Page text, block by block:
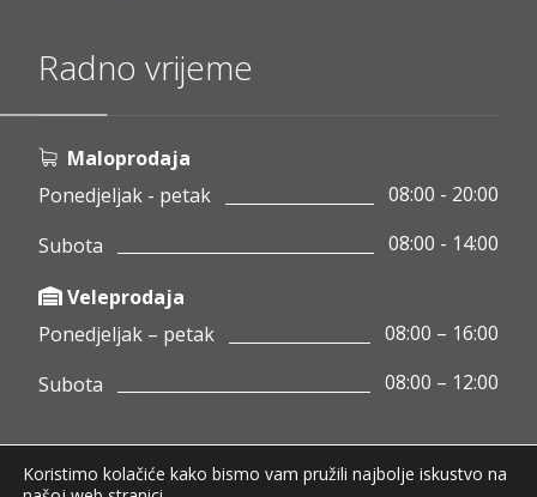
Radno vrijeme
Maloprodaja
Ponedjeljak - petak
08:00 - 20:00
Subota
08:00 - 14:00
Veleprodaja
Ponedjeljak – petak
08:00 – 16:00
Subota
08:00 – 12:00
Koristimo kolačiće kako bismo vam pružili najbolje iskustvo na